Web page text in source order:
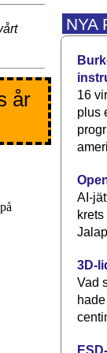
år
NYA
16
plus
AI-
3D-
Vad